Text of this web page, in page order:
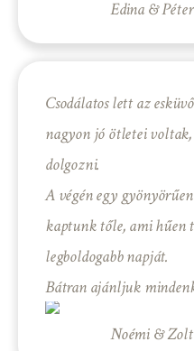
Edina & Péter
Csodálatos lett az
nagyon jó ötletei
dolgozni.
A végén egy
kaptunk tőle, ami hűen
legboldogabb napját.
Bátran ajánljuk
Noémi &